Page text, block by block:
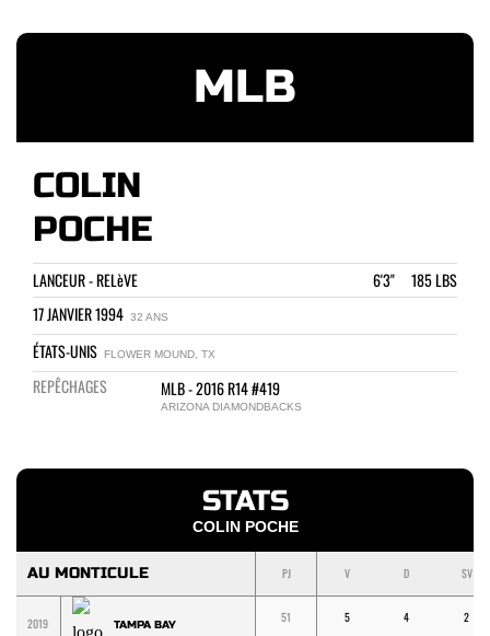
MLB
COLIN
POCHE
LANCEUR - RELèVE
6'3" 185 LBS
17 JANVIER 1994 32 ANS
ÉTATS-UNIS FLOWER MOUND, TX
REPÊCHAGES MLB - 2016 R14 #419
ARIZONA DIAMONDBACKS
STATS
COLIN POCHE
AU MONTICULE PJ V D SV
2019 TAMPA BAY 51 5 4 2